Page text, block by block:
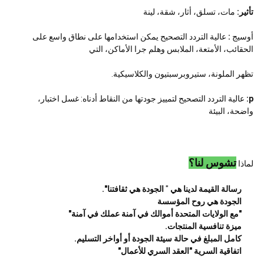
تأثير: مات، تسلق، أثار، شقة، لينة
أوسيج : عالية التردد التصحيح يمكن استخدامها على نطاق واسع على
الحقائب، الأمتعة، الملابس وهلم جرا الأماكن، التي
تظهر الملونة، ستيروبرسبتيون والكلاسيكية.
p: عالية التردد التصحيح لتمييز جودتها من النقاط أدناه: غسل اختبار،
واضحة، البيئة
لماذاتشوس لنا؟
رسالة القيمة لدينا هي " الجودة هي ثقافتنا".
الجودة هي روح المؤسسة
"مع الولايات المتحدة أموالك في آمنة عملك في آمنة"
ميزة تنافسية المنتجات.
كامل المبلغ في حالة سيئة الجودة أو أواخر التسليم.
اتفاقية السرية "العقد السري للأعمال"